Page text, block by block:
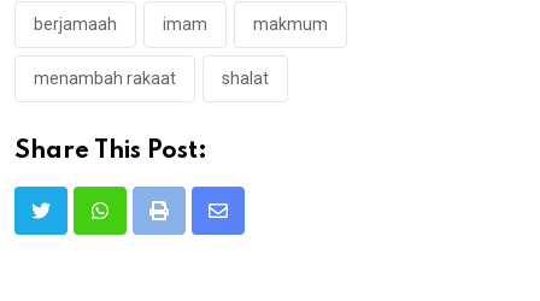
berjamaah imam makmum
menambah rakaat shalat
Share This Post:
Print
Share